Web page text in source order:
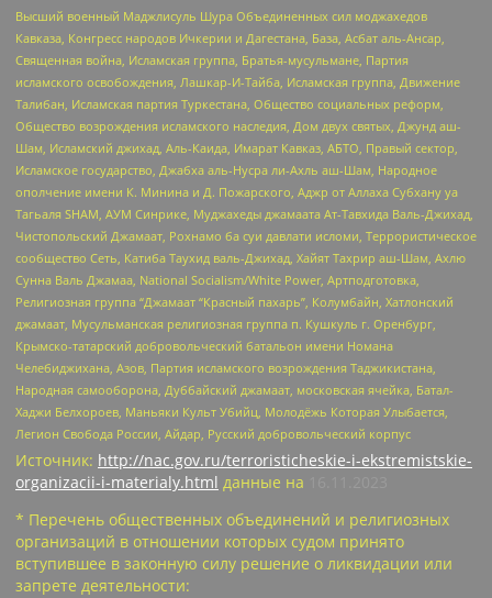
Высший военный Маджлисуль Шура Объединенных сил моджахедов
Кавказа, Конгресс народов Ичкерии и Дагестана, База, Асбат аль-Ансар,
Священная война, Исламская группа, Братья-мусульмане, Партия
исламского освобождения, Лашкар-И-Тайба, Исламская группа, Движение
Талибан, Исламская партия Туркестана, Общество социальных реформ,
Общество возрождения исламского наследия, Дом двух святых, Джунд аш-
Шам, Исламский джихад, Аль-Каида, Имарат Кавказ, АБТО, Правый сектор,
Исламское государство, Джабха аль-Нусра ли-Ахль аш-Шам, Народное
ополчение имени К. Минина и Д. Пожарского, Аджр от Аллаха Субхану уа
Тагьаля SHAM, АУМ Синрике, Муджахеды джамаата Ат-Тавхида Валь-Джихад,
Чистопольский Джамаат, Рохнамо ба суи давлати исломи, Террористическое
сообщество Сеть, Катиба Таухид валь-Джихад, Хайят Тахрир аш-Шам, Ахлю
Сунна Валь Джамаа, National Socialism/White Power, Артподготовка,
Религиозная группа “Джамаат “Красный пахарь”, Колумбайн, Хатлонский
джамаат, Мусульманская религиозная группа п. Кушкуль г. Оренбург,
Крымско-татарский добровольческий батальон имени Номана
Челебиджихана, Азов, Партия исламского возрождения Таджикистана,
Народная самооборона, Дуббайский джамаат, московская ячейка, Батал-
Хаджи Белхороев, Маньяки Культ Убийц, Молодёжь Которая Улыбается,
Легион Свобода России, Айдар, Русский добровольческий корпус
Источник: http://nac.gov.ru/terroristicheskie-i-ekstremistskie-
organizacii-i-materialy.html данные на
* Перечень общественных объединений и религиозных
организаций в отношении которых судом принято
вступившее в законную силу решение о ликвидации или
запрете деятельности: